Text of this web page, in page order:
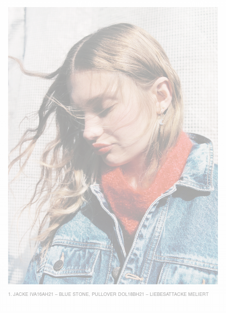
1. JACKE IVA16AH21 – BLUE STONE PULLOVER DOL18BH21 – LIEBESATTACKE MELIERT